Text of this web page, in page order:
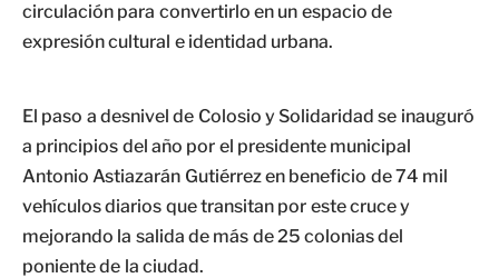
circulación para convertirlo en un espacio de
expresión cultural e identidad urbana.
El paso a desnivel de Colosio y Solidaridad se inauguró
a principios del año por el presidente municipal
Antonio Astiazarán Gutiérrez en beneficio de 74 mil
vehículos diarios que transitan por este cruce y
mejorando la salida de más de 25 colonias del
poniente de la ciudad.